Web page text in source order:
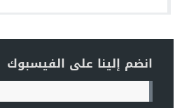
انضم إلينا على الفيسبوك